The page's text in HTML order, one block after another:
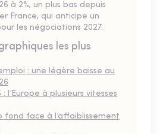
à 2%, un plus bas depuis
France, qui anticipe un
les négociations 2027.
les plus
: une légère baisse au
l’Europe à plusieurs vitesses
fond face à l’affaiblissement